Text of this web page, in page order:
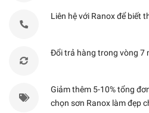
Liên hệ với Ranox để biết
Đổi trả hàng trong vòng 7
Giảm thêm 5-10% tổng
chọn sơn Ranox làm đẹp